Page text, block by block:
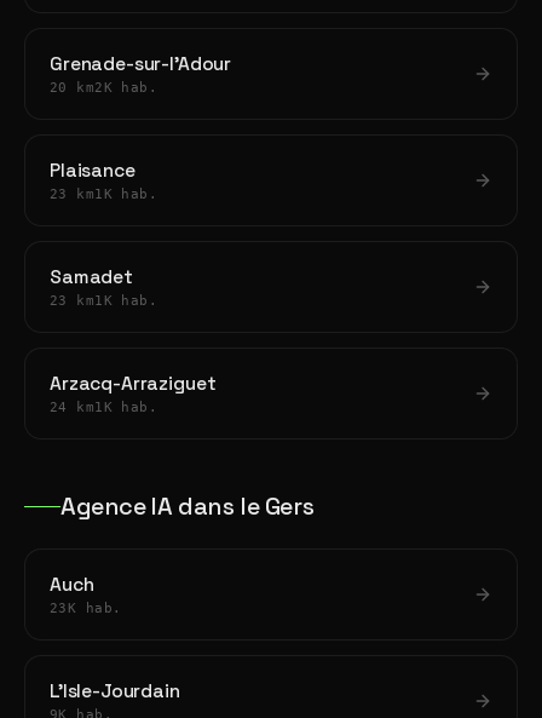
Grenade-sur-l'Adour
20 km2K hab.
Plaisance
23 km1K hab.
Samadet
23 km1K hab.
Arzacq-Arraziguet
24 km1K hab.
Agence IA dans le Gers
Auch
23K hab.
L'Isle-Jourdain
9K hab.